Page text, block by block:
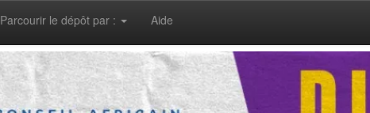
Parcourir le dépôt par : Aide